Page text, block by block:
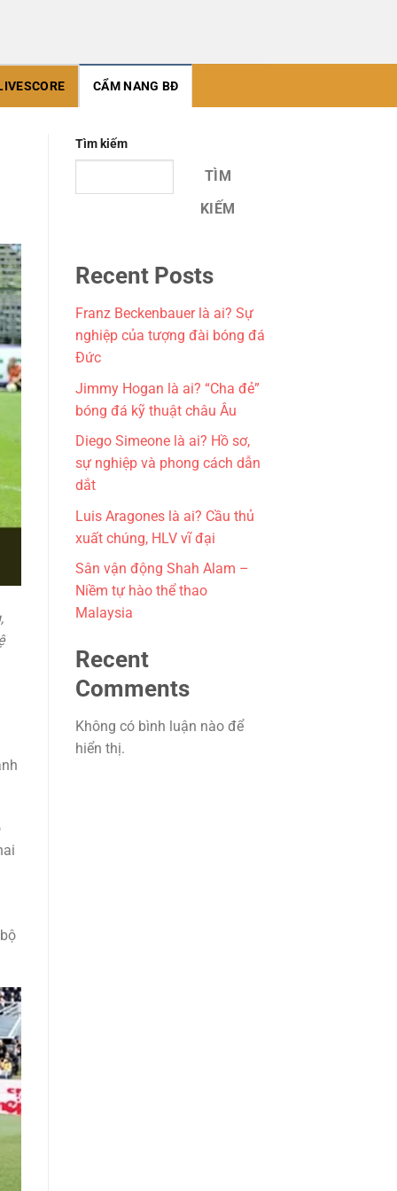
CẨM NANG BĐ
Tìm kiếm
TÌM
KIẾM
Recent Posts
Franz Beckenbauer là ai? Sự
nghiệp của tượng đài bóng đá
Đức
Jimmy Hogan là ai? “Cha đẻ”
bóng đá kỹ thuật châu Âu
Diego Simeone là ai? Hồ sơ,
sự nghiệp và phong cách dẫn
dắt
Luis Aragones là ai? Cầu thủ
xuất chúng, HLV vĩ đại
Sân vận động Shah Alam –
Niềm tự hào thể thao
Malaysia
Recent
Comments
Không có bình luận nào để
hiển thị.